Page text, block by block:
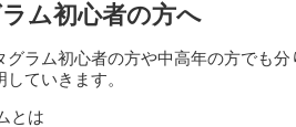
ム初心者の方へ
グラム初心者の方や中高年の方でも
ていきます。
とは